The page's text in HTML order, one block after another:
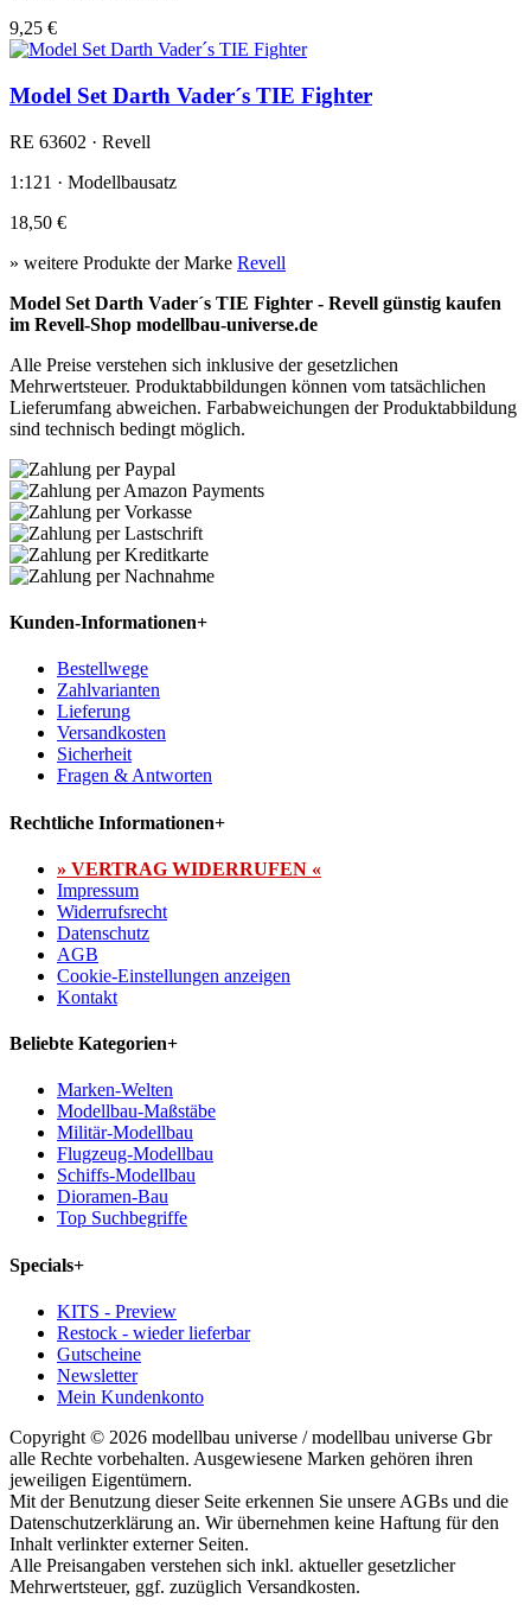
9,25 €
Model Set Darth Vader´s TIE Fighter
RE 63602 · Revell
1:121 · Modellbausatz
18,50 €
» weitere Produkte der Marke Revell
Model Set Darth Vader´s TIE Fighter - Revell günstig kaufen
im Revell-Shop modellbau-universe.de
Alle Preise verstehen sich inklusive der gesetzlichen
Mehrwertsteuer. Produktabbildungen können vom tatsächlichen
Lieferumfang abweichen. Farbabweichungen der Produktabbildung
sind technisch bedingt möglich.
Kunden-Informationen+
Bestellwege
Zahlvarianten
Lieferung
Versandkosten
Sicherheit
Fragen & Antworten
Rechtliche Informationen+
» VERTRAG WIDERRUFEN «
Impressum
Widerrufsrecht
Datenschutz
AGB
Cookie-Einstellungen anzeigen
Kontakt
Beliebte Kategorien+
Marken-Welten
Modellbau-Maßstäbe
Militär-Modellbau
Flugzeug-Modellbau
Schiffs-Modellbau
Dioramen-Bau
Top Suchbegriffe
Specials+
KITS - Preview
Restock - wieder lieferbar
Gutscheine
Newsletter
Mein Kundenkonto
Copyright © 2026 modellbau universe / modellbau universe Gbr
alle Rechte vorbehalten. Ausgewiesene Marken gehören ihren
jeweiligen Eigentümern.
Mit der Benutzung dieser Seite erkennen Sie unsere AGBs und die
Datenschutzerklärung an. Wir übernehmen keine Haftung für den
Inhalt verlinkter externer Seiten.
Alle Preisangaben verstehen sich inkl. aktueller gesetzlicher
Mehrwertsteuer, ggf. zuzüglich Versandkosten.